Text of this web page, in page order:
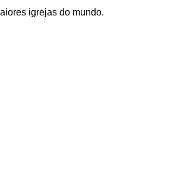
igrejas do mundo.